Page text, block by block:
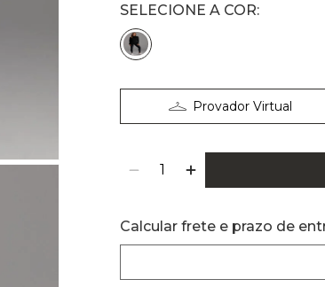
SELECIONE A COR:
Provador Virtual
Calcular frete e prazo de